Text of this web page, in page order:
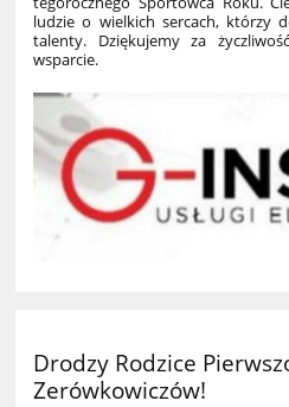
ludzie o wielkich sercach, którzy
talenty. Dziękujemy za
wsparcie.
Drodzy Rodzice
Zerówkowiczów!